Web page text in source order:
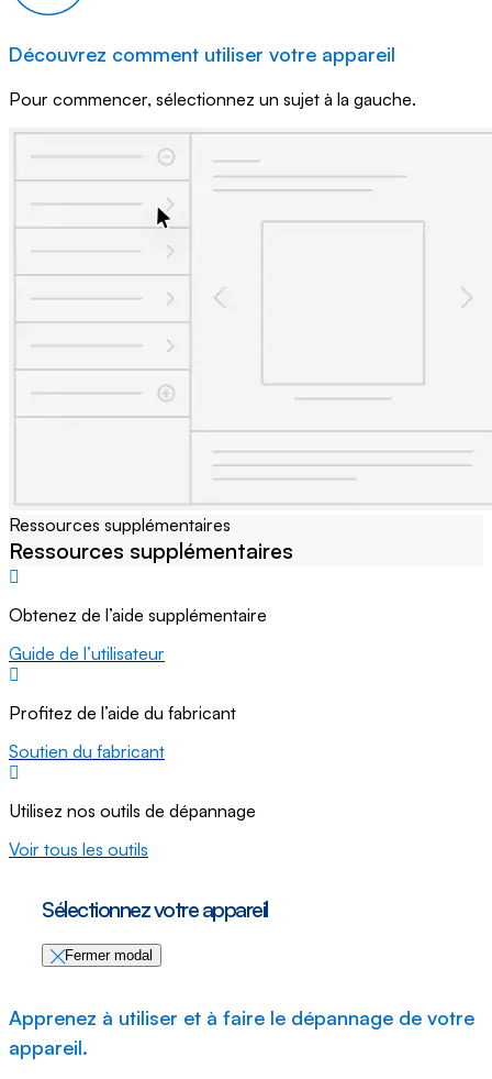
Découvrez comment utiliser votre appareil
Pour commencer, sélectionnez un sujet à la gauche.
Ressources supplémentaires
Ressources supplémentaires
Obtenez de l’aide supplémentaire
Guide de l’utilisateur
Profitez de l’aide du fabricant
Soutien du fabricant
Utilisez nos outils de dépannage
Voir tous les outils
Sélectionnez votre appareil
Fermer modal
Apprenez à utiliser et à faire le dépannage de votre
appareil.